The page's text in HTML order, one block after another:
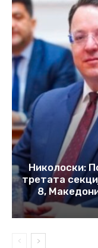
Николоски:
третата
8,